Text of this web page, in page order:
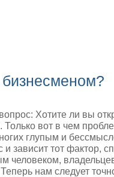
Хотите ли вы
Только вот в чем
глупым и
и зависит тот фактор,
человеком,
нам следует